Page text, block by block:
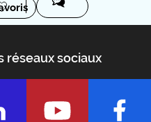
réseaux sociaux